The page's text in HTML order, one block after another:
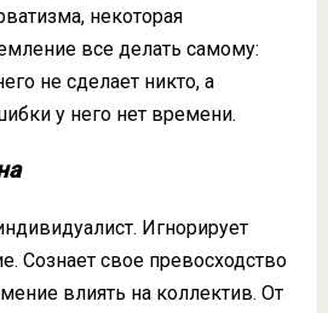
некоторая
все делать самому:
не сделает никто, а
у него нет времени.
Игнорирует
Сознает свое превосходство
влиять на коллектив. От